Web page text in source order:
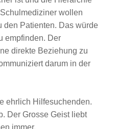
wollen
den Patienten. Das würde
empfinden. Der
direkte Beziehung zu
darum in der
ehrlich Hilfesuchenden.
Der Grosse Geist liebt
immer.